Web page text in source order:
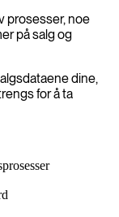
prosesser, noe
på salg og
dine,
for å ta